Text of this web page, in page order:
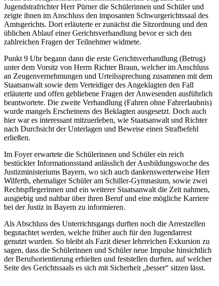
Jugendstrafrichter Herr Pürner die Schülerinnen und Schüler und
zeigte ihnen im Anschluss den imposanten Schwurgerichtssaal des
Amtsgerichts. Dort erläuterte er zunächst die Sitzordnung und den
üblichen Ablauf einer Gerichtsverhandlung bevor er sich den
zahlreichen Fragen der Teilnehmer widmete.
Punkt 9 Uhr begann dann die erste Gerichtsverhandlung (Betrug)
unter dem Vorsitz von Herrn Richter Braun, welcher im Anschluss
an Zeugenvernehmungen und Urteilssprechung zusammen mit dem
Staatsanwalt sowie dem Verteidiger des Angeklagten den Fall
erläuterte und offen gebliebene Fragen der Anwesenden ausführlich
beantwortete. Die zweite Verhandlung (Fahren ohne Fahrerlaubnis)
wurde mangels Erscheinens des Beklagten ausgesetzt. Doch auch
hier war es interessant mitzuerleben, wie Staatsanwalt und Richter
nach Durchsicht der Unterlagen und Beweise einen Strafbefehl
erließen.
Im Foyer erwartete die Schülerinnen und Schüler ein reich
bestückter Informationsstand anlässlich der Ausbildungswoche des
Justizministeriums Bayern, wo sich auch dankenswerterweise Herr
Wilferth, ehemaliger Schüler am Schiller-Gymnasium, sowie zwei
Rechtspflegerinnen und ein weiterer Staatsanwalt die Zeit nahmen,
ausgiebig und nahbar über ihren Beruf und eine mögliche Karriere
bei der Justiz in Bayern zu informieren.
Als Abschluss des Unterrichtsgangs durften noch die Arrestzellen
begutachtet werden, welche früher auch für den Jugendarrest
genutzt wurden. So bleibt als Fazit dieser lehrreichen Exkursion zu
sagen, dass die Schülerinnen und Schüler neue Impulse hinsichtlich
der Berufsorientierung erhielten und feststellen durften, auf welcher
Seite des Gerichtssaals es sich mit Sicherheit „besser“ sitzen lässt.